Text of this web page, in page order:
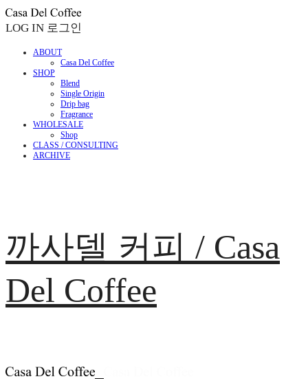
LOG IN 로그인
ABOUT
Casa Del Coffee
SHOP
Blend
Single Origin
Drip bag
Fragrance
WHOLESALE
Shop
CLASS / CONSULTING
ARCHIVE
까사델 커피 / Casa
Del Coffee